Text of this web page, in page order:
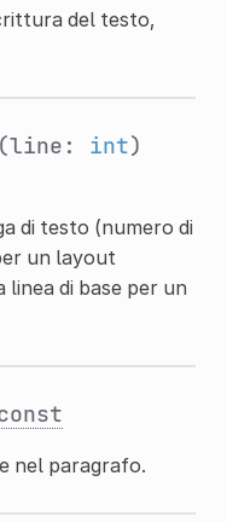
del testo,
(line: int)
di testo (numero di
un layout
di base per un
nel paragrafo.